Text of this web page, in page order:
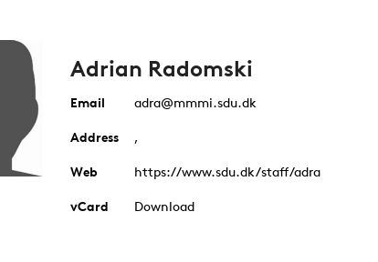
Adrian Radomski
Email adra@mmmi.sdu.dk
Address ,
Web https://www.sdu.dk/staff/adra
vCard Download